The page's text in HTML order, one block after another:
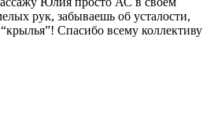
рук, забываешь об усталости,
Спасибо всему коллективу